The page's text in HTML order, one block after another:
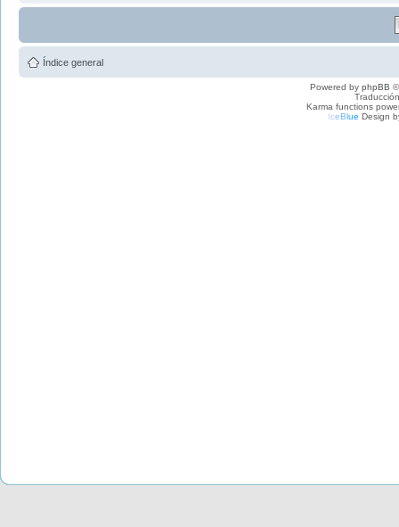
Índice general
Powered by phpBB
Karma functions
IceBlue Design